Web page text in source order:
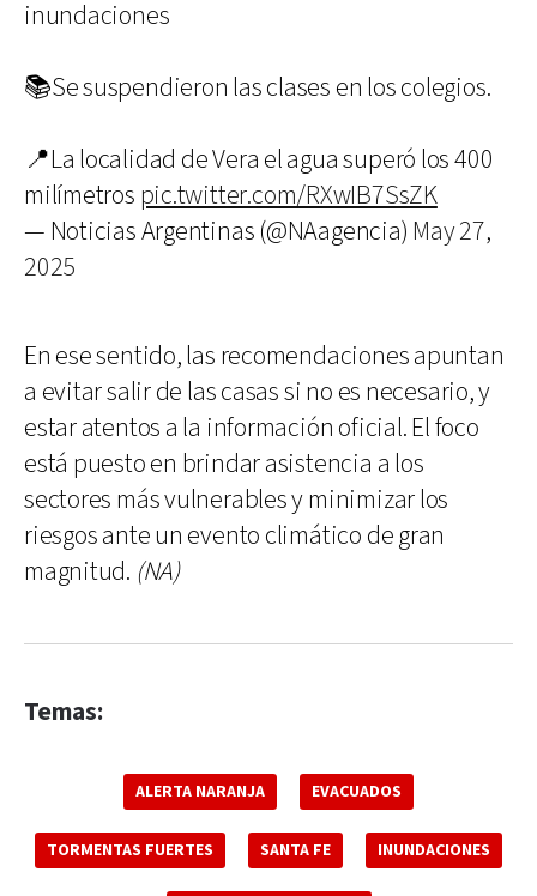
inundaciones
📚Se suspendieron las clases en los colegios.
📍La localidad de Vera el agua superó los 400
milímetros pic.twitter.com/RXwIB7SsZK
— Noticias Argentinas (@NAagencia) May 27,
2025
En ese sentido, las recomendaciones apuntan
a evitar salir de las casas si no es necesario, y
estar atentos a la información oficial. El foco
está puesto en brindar asistencia a los
sectores más vulnerables y minimizar los
riesgos ante un evento climático de gran
magnitud. (NA)
Temas:
ALERTA NARANJA EVACUADOS
TORMENTAS FUERTES SANTA FE INUNDACIONES